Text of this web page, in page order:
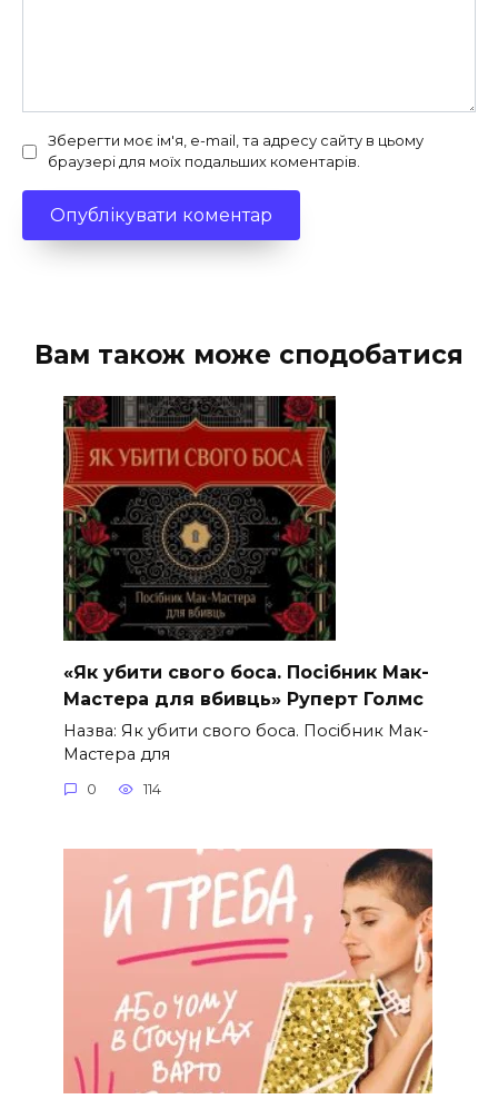
Зберегти моє ім'я, e-mail, та адресу сайту в цьому
браузері для моїх подальших коментарів.
Вам також може сподобатися
«Як убити свого боса. Посібник Мак-
Мастера для вбивць» Руперт Голмс
Назва: Як убити свого боса. Посібник Мак-
Мастера для
0 114